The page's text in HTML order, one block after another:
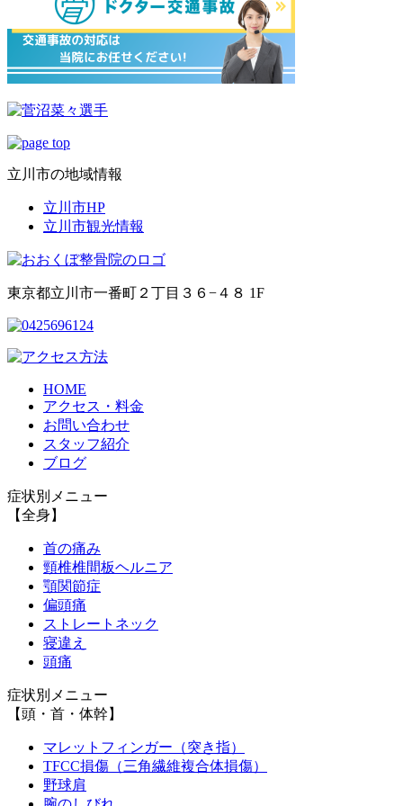
立川市の地域情報
立川市HP
立川市観光情報
東京都立川市一番町２丁目３６−４８ 1F
HOME
アクセス・料金
お問い合わせ
スタッフ紹介
ブログ
症状別メニュー
【全身】
首の痛み
頸椎椎間板ヘルニア
顎関節症
偏頭痛
ストレートネック
寝違え
頭痛
症状別メニュー
【頭・首・体幹】
マレットフィンガー（突き指）
TFCC損傷（三角繊維複合体損傷）
野球肩